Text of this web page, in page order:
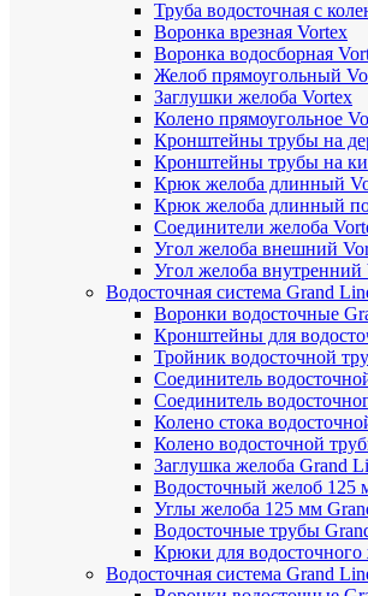
Труба водосточная с
Воронка врезная Vortex
Воронка водосборная
Желоб прямоугольный
Заглушки желоба Vortex
Колено прямоугольное
Кронштейны трубы на
Кронштейны трубы на
Крюк желоба длинный
Крюк желоба длинный
Соединители желоба
Угол желоба внешний
Угол желоба внутренний
Водосточная система Grand
Воронки водосточные
Кронштейны для
Тройник водосточной
Соединитель
Соединитель
Колено стока
Колено водосточной
Заглушка желоба Grand
Водосточный желоб 125
Углы желоба 125 мм
Водосточные трубы
Крюки для
Водосточная система Grand